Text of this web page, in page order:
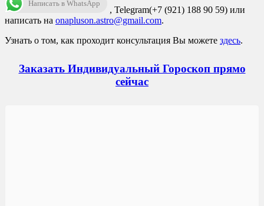
Написать в WhatsApp
, Telegram(+7 (921) 188 90 59) или
написать на onapluson.astro@gmail.com.
Узнать о том, как проходит консультация Вы можете здесь.
Заказать Индивидуальный Гороскоп прямо
сейчас